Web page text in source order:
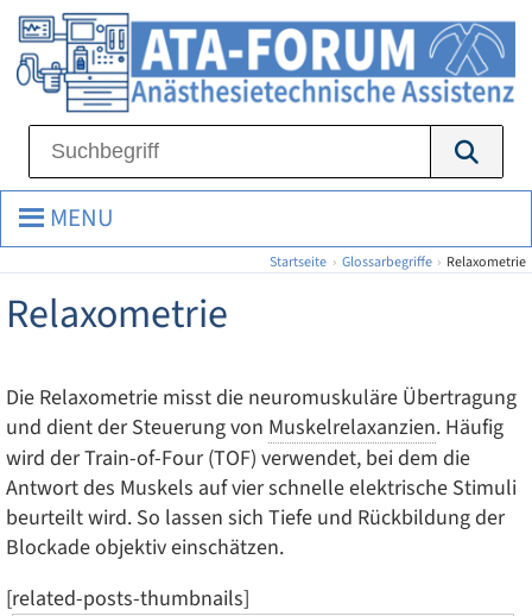
MENU
Startseite › Glossarbegriffe › Relaxometrie
Relaxometrie
Die Relaxometrie misst die neuromuskuläre Übertragung
und dient der Steuerung von Muskelrelaxanzien. Häufig
wird der Train-of-Four (TOF) verwendet, bei dem die
Antwort des Muskels auf vier schnelle elektrische Stimuli
beurteilt wird. So lassen sich Tiefe und Rückbildung der
Blockade objektiv einschätzen.
[related-posts-thumbnails]